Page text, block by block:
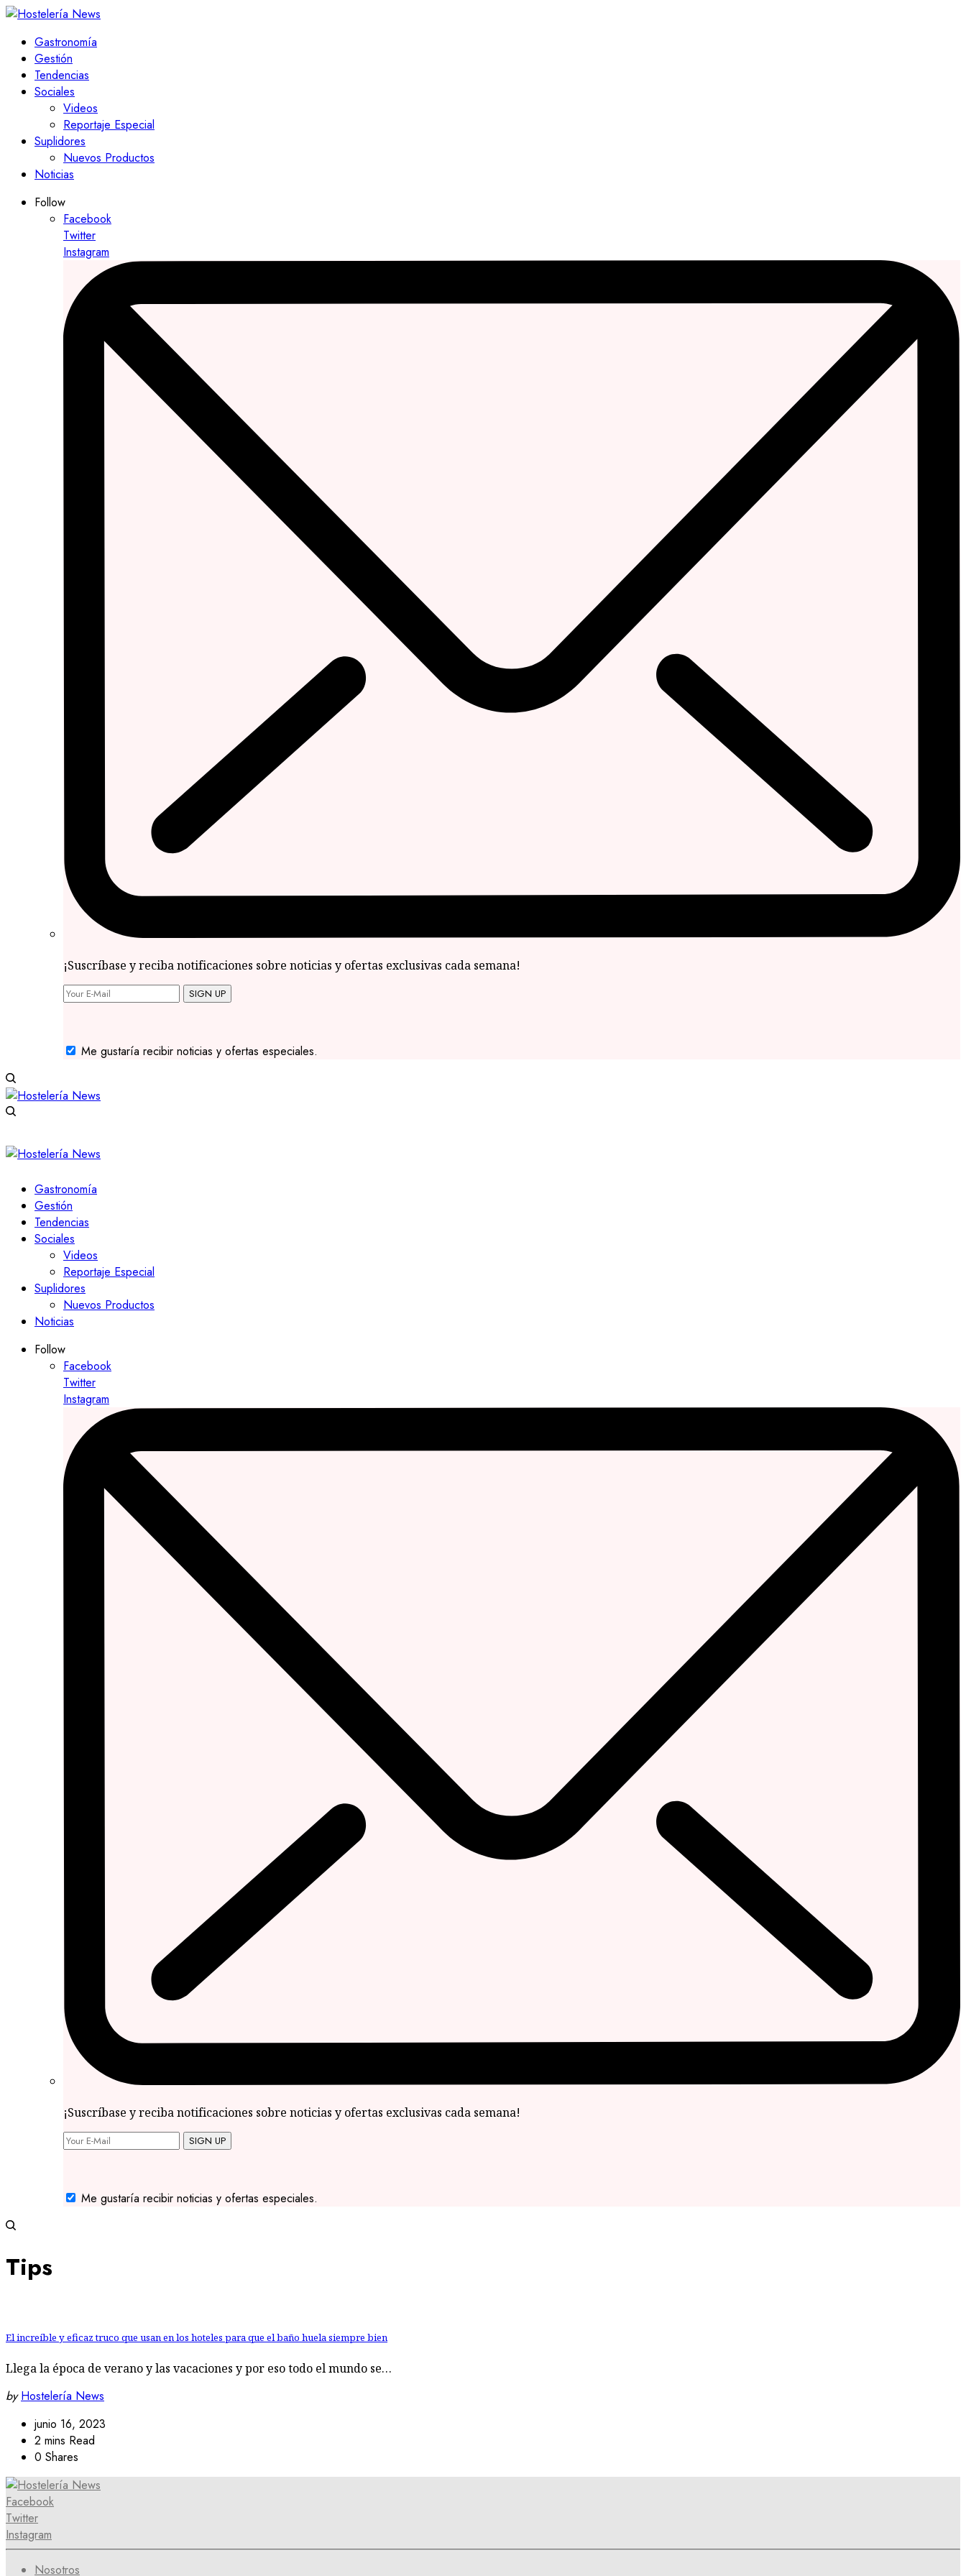
Gastronomía
Gestión
Tendencias
Sociales
Videos
Reportaje Especial
Suplidores
Nuevos Productos
Noticias
Follow
Facebook
Twitter
Instagram
¡Suscríbase y reciba notificaciones sobre noticias y ofertas exclusivas cada semana!
SIGN UP
Me gustaría recibir noticias y ofertas especiales.
Gastronomía
Gestión
Tendencias
Sociales
Videos
Reportaje Especial
Suplidores
Nuevos Productos
Noticias
Follow
Facebook
Twitter
Instagram
¡Suscríbase y reciba notificaciones sobre noticias y ofertas exclusivas cada semana!
SIGN UP
Me gustaría recibir noticias y ofertas especiales.
Tips
El increíble y eficaz truco que usan en los hoteles para que el baño huela siempre bien
Llega la época de verano y las vacaciones y por eso todo el mundo se…
by Hostelería News
junio 16, 2023
2 mins Read
0 Shares
Facebook
Twitter
Instagram
Nosotros